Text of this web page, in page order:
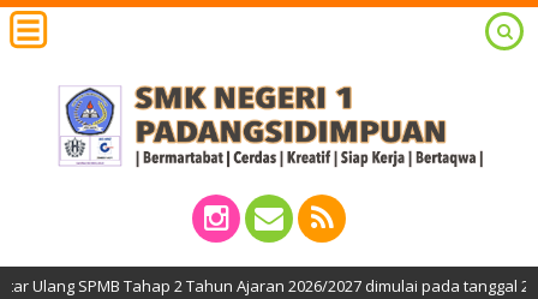
SPMB Tahap 2 Tahun Ajaran 2026/2027 dimulai pada tanggal 27,